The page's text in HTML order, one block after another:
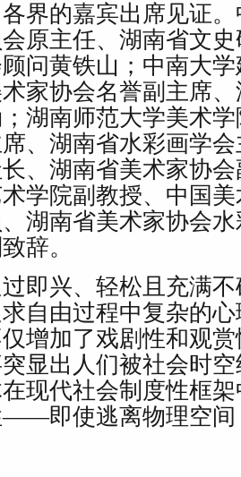
界的嘉宾出席见证
原主任、湖南省文
问黄铁山；中南大
家协会名誉副主席
湖南师范大学美术
、湖南省水彩画学
、湖南省美术家协
学院副教授、中国
湖南省美术家协会
辞。
即兴、轻松且充满
自由过程中复杂的
增加了戏剧性和观
显出人们被社会时
现代社会制度性框
——即使逃离物理空间